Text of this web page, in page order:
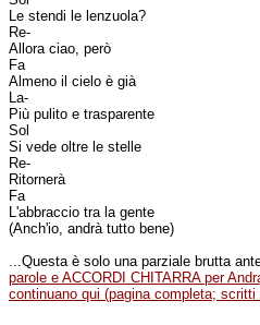
Le stendi le lenzuola?
Re-
Allora ciao, però
Fa
Almeno il cielo è già
La-
Più pulito e trasparente
Sol
Si vede oltre le stelle
Re-
Ritornerà
Fa
L'abbraccio tra la gente
(Anch'io, andrà tutto bene)
...Questa è solo una parziale brutta
parole e ACCORDI CHITARRA per
continuano qui (pagina completa; scritti